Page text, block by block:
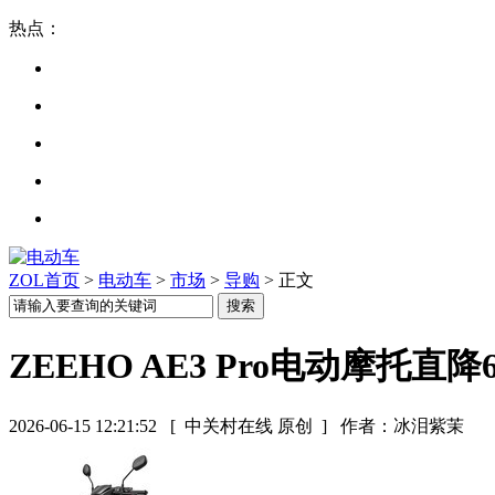
热点：
ZOL首页 > 电动车 > 市场 > 导购 > 正文
ZEEHO AE3 Pro电动摩托直降
2026-06-15 12:21:52 [ 中关村在线 原创 ] 作者：冰泪紫茉